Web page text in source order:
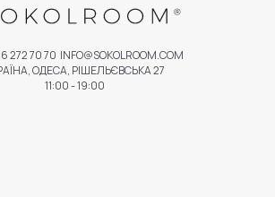
272 70 70 INFO@SOKOLROOM.COM
ОДЕСА, РІШЕЛЬЄВСЬКА 27
11:00 - 19:00